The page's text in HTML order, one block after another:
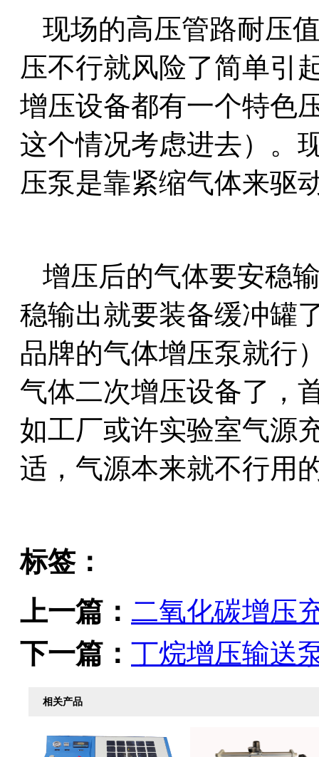
现场的高压管路耐压
压不行就风险了简单引
增压设备都有一个特色
这个情况考虑进去）。
压泵是靠紧缩气体来驱
增压后的气体要安稳
稳输出就要装备缓冲罐
品牌的气体增压泵就行
气体二次增压设备了，
如工厂或许实验室气源
适，气源本来就不行用
标签：
上一篇： 二氧化碳增压
下一篇： 丁烷增压输送
相关产品